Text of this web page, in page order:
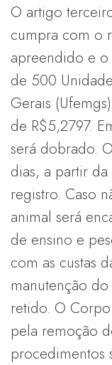
O artigo
cumpra com o
apreendido e
de 500
Gerais
de R$5,2797.
será dobrado.
dias, a partir
registro. Caso
animal será
de ensino e
com as custas
manutenção
retido. O
pela remoção
procedimentos